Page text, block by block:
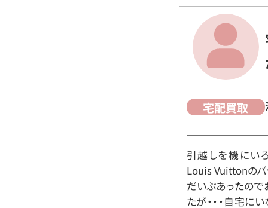
宅配買取
引越しを機にい
Louis Vuittonのバ
だいぶあったので
たが・・・自宅に